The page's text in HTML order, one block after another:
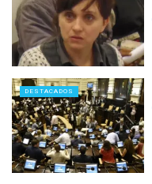
DESTACADOS